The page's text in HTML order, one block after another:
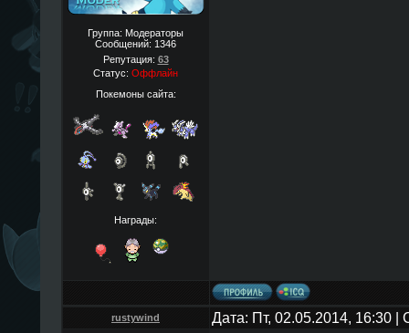
Группа: Модераторы
Сообщений: 1346
Репутация: 63
Статус: Оффлайн
Покемоны сайта:
Награды:
rustywind Дата: Пт, 02.05.2014, 16:30